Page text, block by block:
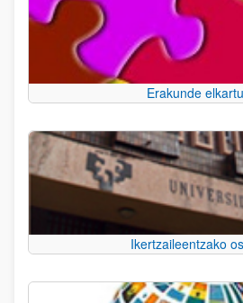
Erakunde
Ikertzaileentzako